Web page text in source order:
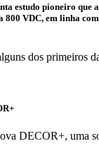
estudo pioneiro que
800 VDC, em linha
dos primeiros
DECOR+, uma